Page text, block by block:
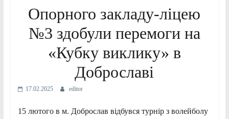
Опорного закладу-ліцею
№3 здобули перемоги на
«Кубку виклику» в
Доброславі
17.02.2025 editor
15 лютого в м. Доброслав відбувся турнір з волейболу